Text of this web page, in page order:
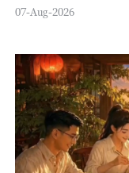
07-Aug-2026